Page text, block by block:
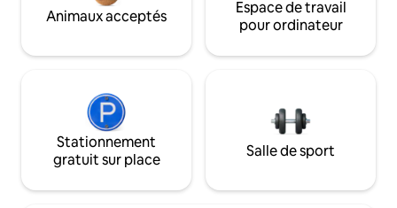
Animaux acceptés
Espace de travail
pour ordinateur
Stationnement
gratuit sur place
Salle de sport